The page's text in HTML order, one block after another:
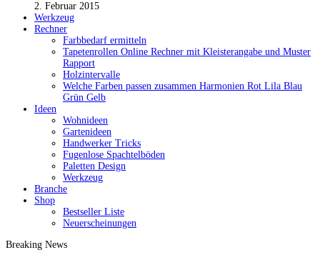
2. Februar 2015
Werkzeug
Rechner
Farbbedarf ermitteln
Tapetenrollen Online Rechner mit Kleisterangabe und Muster
Rapport
Holzintervalle
Welche Farben passen zusammen Harmonien Rot Lila Blau
Grün Gelb
Ideen
Wohnideen
Gartenideen
Handwerker Tricks
Fugenlose Spachtelböden
Paletten Design
Werkzeug
Branche
Shop
Bestseller Liste
Neuerscheinungen
Breaking News